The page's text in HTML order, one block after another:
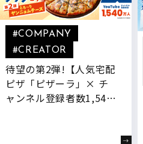
待望の第2弾!【人気宅配
ピザ「ピザーラ」× チ
ャンネル登録者数1,540
#COMPANY
#CREATOR